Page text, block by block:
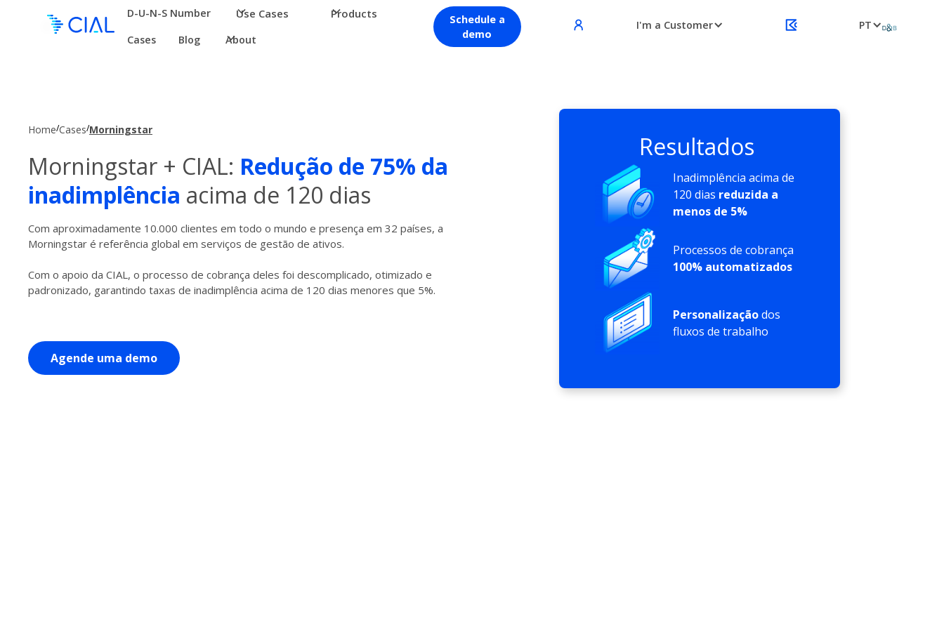
D-U-N-S Number Use Cases Products
Cases Blog About
Schedule a
demo
I'm a Customer PT
Home/Cases/Morningstar
Morningstar + CIAL: Redução de 75% da
inadimplência acima de 120 dias
Com aproximadamente 10.000 clientes em todo o mundo e presença em 32 países, a
Morningstar é referência global em serviços de gestão de ativos.
Com o apoio da CIAL, o processo de cobrança deles foi descomplicado, otimizado e
padronizado, garantindo taxas de inadimplência acima de 120 dias menores que 5%.
Agende uma demo
Resultados
Inadimplência acima de
120 dias reduzida a
menos de 5%
Processos de cobrança
100% automatizados
Personalizaçãodos
fluxos de trabalho